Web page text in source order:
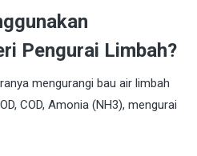
Pengurai Limbah?
mengurangi bau air limbah
COD, Amonia (NH3), mengurai